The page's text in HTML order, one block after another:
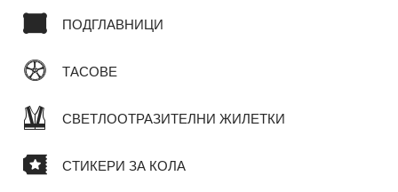
ПОДГЛАВНИЦИ
ТАСОВЕ
СВЕТЛООТРАЗИТЕЛНИ ЖИЛЕТКИ
СТИКЕРИ ЗА КОЛА